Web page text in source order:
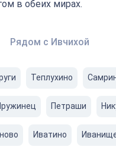
в обеих мирах.
Рядом с Ивчихой
Теплухино
Петраши
Иватино